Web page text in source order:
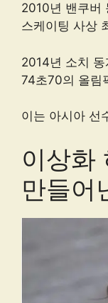
2010년 밴쿠버
스케이팅 사상
2014년 소치
74초70의 올림
이는 아시아 선
이상화
만들어